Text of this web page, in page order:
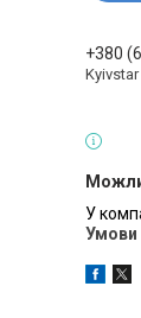
+380
Kyivstar
У